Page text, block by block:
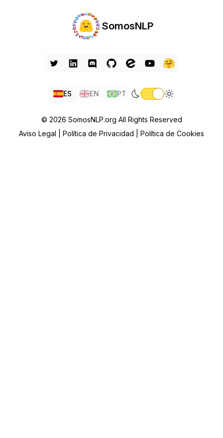
SomosNLP
ES EN PT
© 2026 SomosNLP.org All Rights Reserved
Aviso Legal | Política de Privacidad | Política de Cookies